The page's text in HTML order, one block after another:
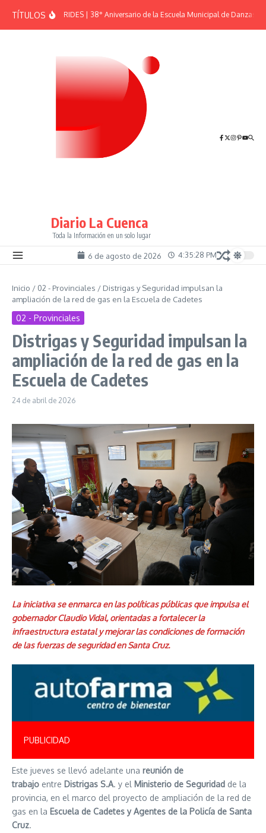
TÍTULOSEFEMÉRIDES | 38° Aniversario de la Escuela Municipal de Danzas “El
Diario La Cuenca
Toda la Información en un solo lugar
6 de agosto de 2026 4:35:29 PM
Inicio / 02 - Provinciales / Distrigas y Seguridad impulsan la
ampliación de la red de gas en la Escuela de Cadetes
02 - Provinciales
Distrigas y Seguridad impulsan la
ampliación de la red de gas en la
Escuela de Cadetes
24 de abril de 2026
La iniciativa se enmarca en las políticas públicas que impulsa el
gobernador Claudio Vidal, orientadas a fortalecer la
infraestructura estatal y mejorar las condiciones de formación
de las fuerzas de seguridad en Santa Cruz.
PUBLICIDAD
Este jueves se llevó adelante una reunión de
trabajo entre Distrigas S.A. y el Ministerio de Seguridad de la
provincia, en el marco del proyecto de ampliación de la red de
gas en la Escuela de Cadetes y Agentes de la Policía de Santa
Cruz.